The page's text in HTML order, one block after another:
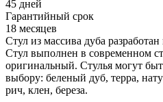
45 дней
Гарантийный срок
18 месяцев
Стул из массива дуба
Стул выполнен в современном
оригинальный. Стулья могут
выбору: беленый дуб, терра,
рич, клен, береза.